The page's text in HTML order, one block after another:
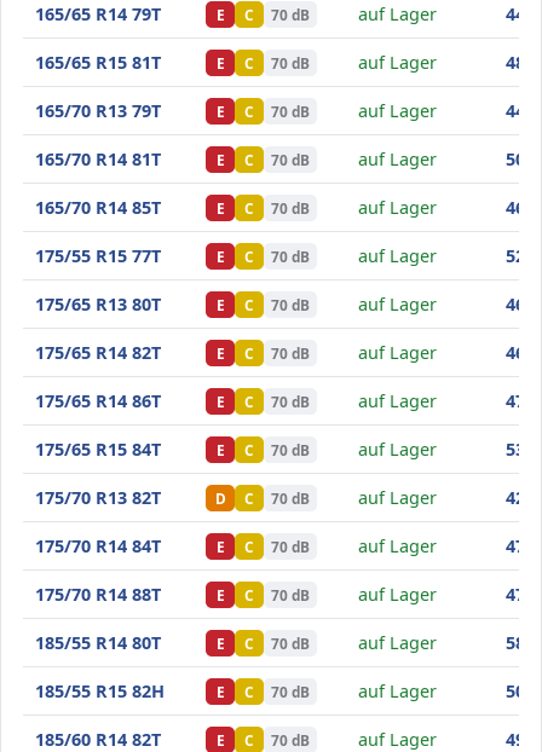
Minerva Frostrack HP
165/65 R14 79T E C 70 dB auf Lager 44
Minerva Frostrack HP
165/65 R15 81T E C 70 dB auf Lager 48
Minerva Frostrack HP
165/70 R13 79T E C 70 dB auf Lager 44
Minerva Frostrack HP
165/70 R14 81T E C 70 dB auf Lager 50
Minerva Frostrack HP
165/70 R14 85T E C 70 dB auf Lager 46
Minerva Frostrack HP
175/55 R15 77T E C 70 dB auf Lager 52
Minerva Frostrack HP
175/65 R13 80T E C 70 dB auf Lager 46
Minerva Frostrack HP
175/65 R14 82T E C 70 dB auf Lager 46
Minerva Frostrack HP
175/65 R14 86T E C 70 dB auf Lager 47
Minerva Frostrack HP
175/65 R15 84T E C 70 dB auf Lager 53
Minerva Frostrack HP
175/70 R13 82T D C 70 dB auf Lager 42
Minerva Frostrack HP
175/70 R14 84T E C 70 dB auf Lager 47
Minerva Frostrack HP
175/70 R14 88T E C 70 dB auf Lager 47
Minerva Frostrack HP
185/55 R14 80T E C 70 dB auf Lager 58
Minerva Frostrack HP
185/55 R15 82H E C 70 dB auf Lager 50
Minerva Frostrack HP
185/60 R14 82T E C 70 dB auf Lager 49